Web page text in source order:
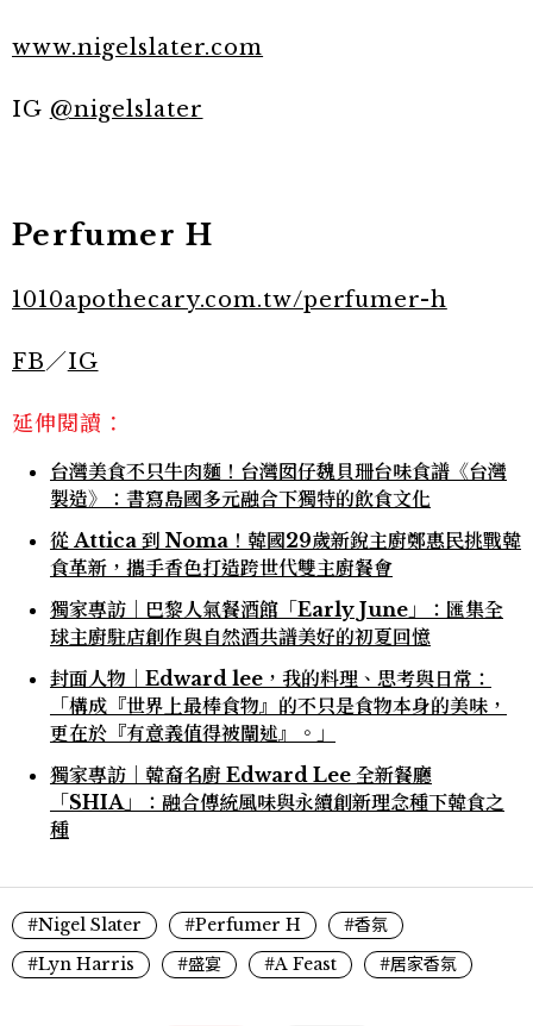
www.nigelslater.com
IG @nigelslater
Perfumer H
1010apothecary.com.tw/perfumer-h
FB／IG
延伸閱讀：
台灣美食不只牛肉麵！台灣囡仔魏貝珊台味食譜《台灣
製造》：書寫島國多元融合下獨特的飲食文化
從 Attica 到 Noma！韓國29歲新銳主廚鄭惠民挑戰韓
食革新，攜手香色打造跨世代雙主廚餐會
獨家專訪｜巴黎人氣餐酒館「Early June」：匯集全
球主廚駐店創作與自然酒共譜美好的初夏回憶
封面人物｜Edward lee，我的料理、思考與日常：
「構成『世界上最棒食物』的不只是食物本身的美味，
更在於『有意義值得被闡述』。」
獨家專訪｜韓裔名廚 Edward Lee 全新餐廳
「SHIA」：融合傳統風味與永續創新理念種下韓食之
種
#Nigel Slater #Perfumer H
#香氛
#Lyn Harris
#盛宴 #A Feast #居家香氛